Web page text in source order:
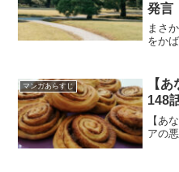
発言
まさ
をか
マンガあらすじ
【
148
【あ
アの